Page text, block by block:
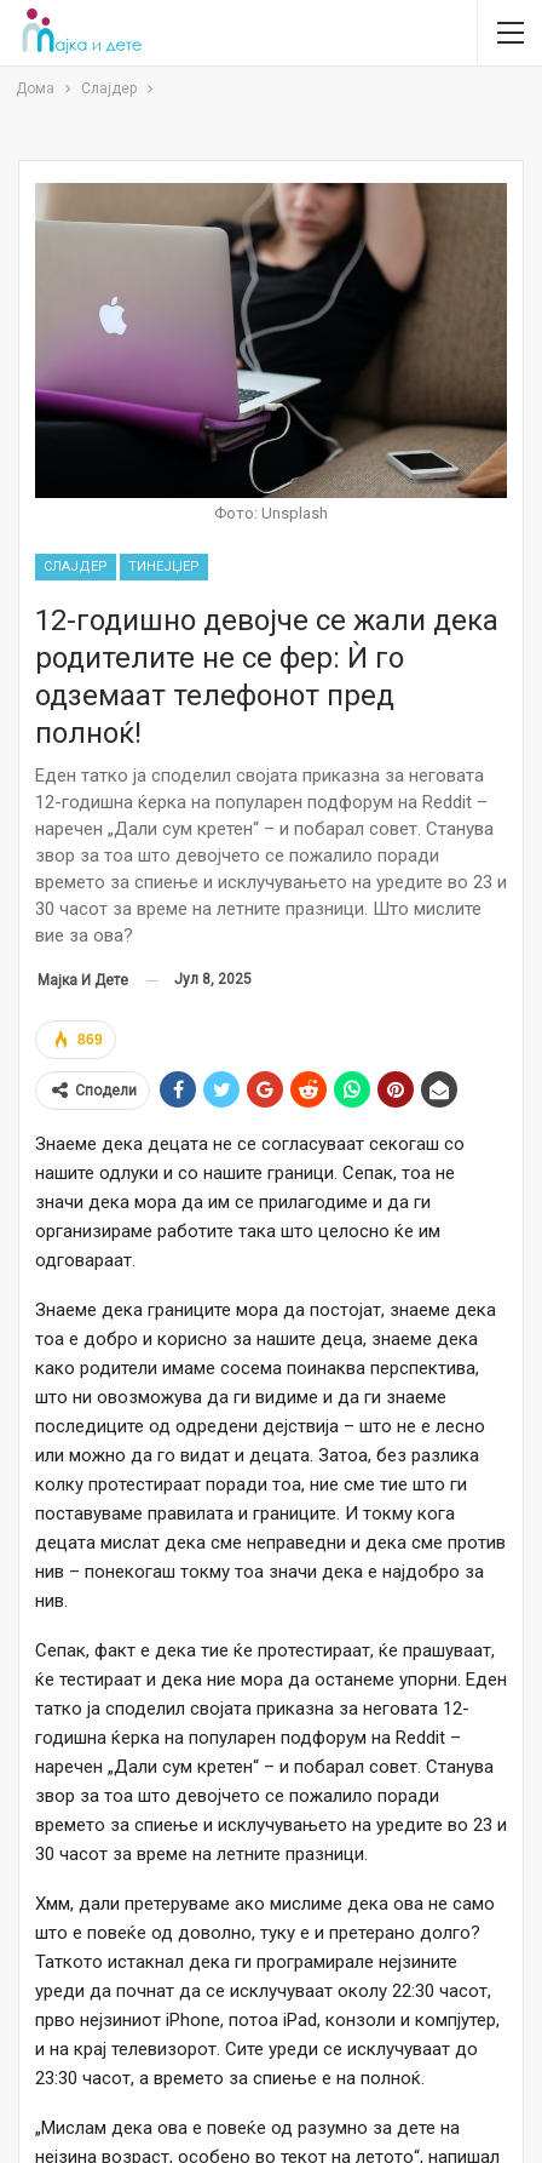
Дома Слајдер
Фото: Unsplash
СЛАЈДЕР ТИНЕЈЏЕР
12-годишно девојче се жали дека
родителите не се фер: Ѝ го
одземаат телефонот пред
полноќ!
Еден татко ја споделил својата приказна за неговата
12-годишна ќерка на популарен подфорум на Reddit –
наречен „Дали сум кретен“ – и побарал совет. Станува
звор за тоа што девојчето се пожалило поради
времето за спиење и исклучувањето на уредите во 23 и
30 часот за време на летните празници. Што мислите
вие за ова?
Мајка И Дете Јул 8, 2025
869
Сподели
Знаеме дека децата не се согласуваат секогаш со
нашите одлуки и со нашите граници. Сепак, тоа не
значи дека мора да им се прилагодиме и да ги
организираме работите така што целосно ќе им
одговараат.
Знаеме дека границите мора да постојат, знаеме дека
тоа е добро и корисно за нашите деца, знаеме дека
како родители имаме сосема поинаква перспектива,
што ни овозможува да ги видиме и да ги знаеме
последиците од одредени дејствија – што не е лесно
или можно да го видат и децата. Затоа, без разлика
колку протестираат поради тоа, ние сме тие што ги
поставуваме правилата и границите. И токму кога
децата мислат дека сме неправедни и дека сме против
нив – понекогаш токму тоа значи дека е најдобро за
нив.
Сепак, факт е дека тие ќе протестираат, ќе прашуваат,
ќе тестираат и дека ние мора да останеме упорни. Еден
татко ја споделил својата приказна за неговата 12-
годишна ќерка на популарен подфорум на Reddit –
наречен „Дали сум кретен“ – и побарал совет. Станува
звор за тоа што девојчето се пожалило поради
времето за спиење и исклучувањето на уредите во 23 и
30 часот за време на летните празници.
Хмм, дали претеруваме ако мислиме дека ова не само
што е повеќе од доволно, туку е и претерано долго?
Таткото истакнал дека ги програмирале нејзините
уреди да почнат да се исклучуваат околу 22:30 часот,
прво нејзиниот iPhone, потоа iPad, конзоли и компјутер,
и на крај телевизорот. Сите уреди се исклучуваат до
23:30 часот, а времето за спиење е на полноќ.
„Мислам дека ова е повеќе од разумно за дете на
нејзина возраст, особено во текот на летото“, напишал